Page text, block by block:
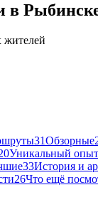
в
жителей
31Обзорные
Уникальный опыт
33История и
26Что ещё